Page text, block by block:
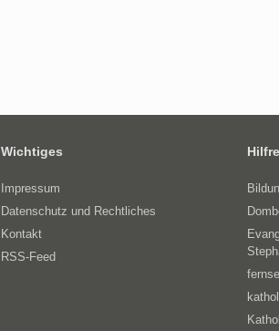
Wichtiges
Impressum
Datenschutz und Rechtliches
Kontakt
RSS-Feed